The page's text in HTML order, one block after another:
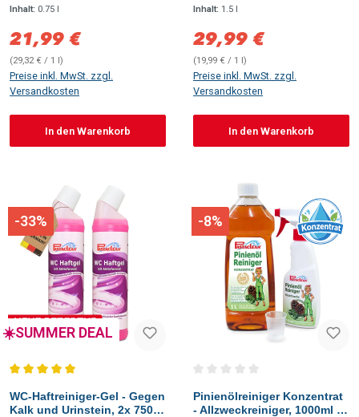
Inhalt: 0.75 l
Verkaufspreis:
21,99 €
(29,32 € / 1 l)
Preise inkl. MwSt. zzgl.
Versandkosten
In den Warenkorb
Inhalt: 1.5 l
Verkaufspreis:
29,99 €
(19,99 € / 1 l)
Preise inkl. MwSt. zzgl.
Versandkosten
In den Warenkorb
-33%
☀️SUMMER DEAL
WC-Haftreiniger-Gel - Gegen
Kalk und Urinstein, 2x 750
-8%
Pinienölreiniger Konzentrat
- Allzweckreiniger, 1000ml +